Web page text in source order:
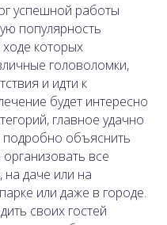
успешной работы
популярность
которых
головоломки,
и идти к
будет интересно
главное удачно
подробно объяснить
все
даче или на
или даже в городе.
своих гостей